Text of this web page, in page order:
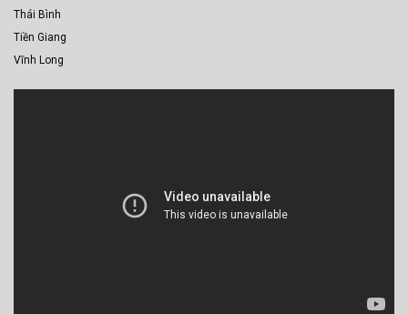
Thái Bình
Tiền Giang
Vĩnh Long